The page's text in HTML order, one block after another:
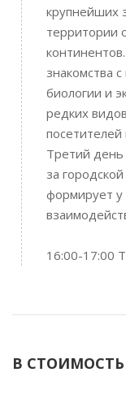
крупнейших
территории
знакомства
биологии и
редких
посетителей
Третий
за
формирует у
16:00-17:00
В